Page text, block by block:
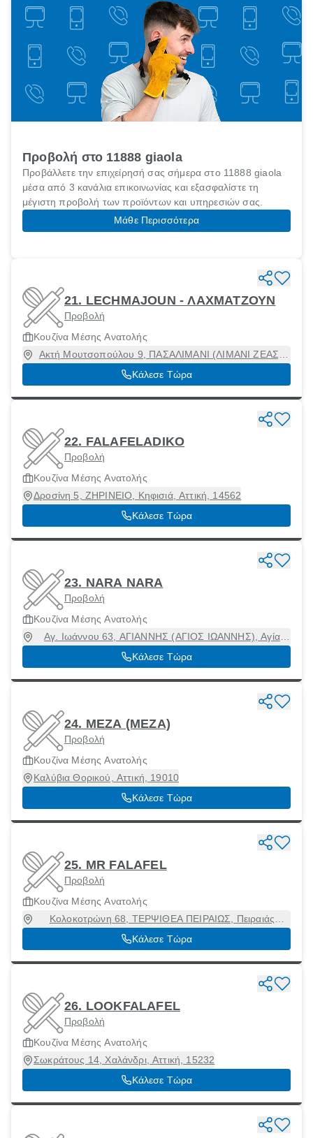
Προβολή στο 11888 giaola
Προβάλλετε την επιχείρησή σας σήμερα στο 11888 giaola
μέσα από 3 κανάλια επικοινωνίας και εξασφαλίστε τη
μέγιστη προβολή των προϊόντων και υπηρεσιών σας.
Μάθε Περισσότερα
21. LECHMAJOUN - ΛΑΧΜΑΤΖΟΥΝ
Προβολή
Κουζίνα Μέσης Ανατολής
Ακτή Μουτσοπούλου 9, ΠΑΣΑΛΙΜΑΝΙ (ΛΙΜΑΝΙ ΖΕΑΣ),
Πειραιάς [Δήμος], Αττική, 18534
Κάλεσε Τώρα
22. FALAFELADIKO
Προβολή
Κουζίνα Μέσης Ανατολής
Δροσίνη 5, ΖΗΡΙΝΕΙΟ, Κηφισιά, Αττική, 14562
Κάλεσε Τώρα
23. NARA NARA
Προβολή
Κουζίνα Μέσης Ανατολής
Αγ. Ιωάννου 63, ΑΓΙΑΝΝΗΣ (ΑΓΙΟΣ ΙΩΑΝΝΗΣ), Αγία
Παρασκευή, Αττική, 15342
Κάλεσε Τώρα
24. MEZA (ΜΕΖΑ)
Προβολή
Κουζίνα Μέσης Ανατολής
Καλύβια Θορικού, Αττική, 19010
Κάλεσε Τώρα
25. MR FALAFEL
Προβολή
Κουζίνα Μέσης Ανατολής
Κολοκοτρώνη 68, ΤΕΡΨΙΘΕΑ ΠΕΙΡΑΙΩΣ, Πειραιάς
[Δήμος], Αττική, 18531
Κάλεσε Τώρα
26. LOOKFALAFEL
Προβολή
Κουζίνα Μέσης Ανατολής
Σωκράτους 14, Χαλάνδρι, Αττική, 15232
Κάλεσε Τώρα